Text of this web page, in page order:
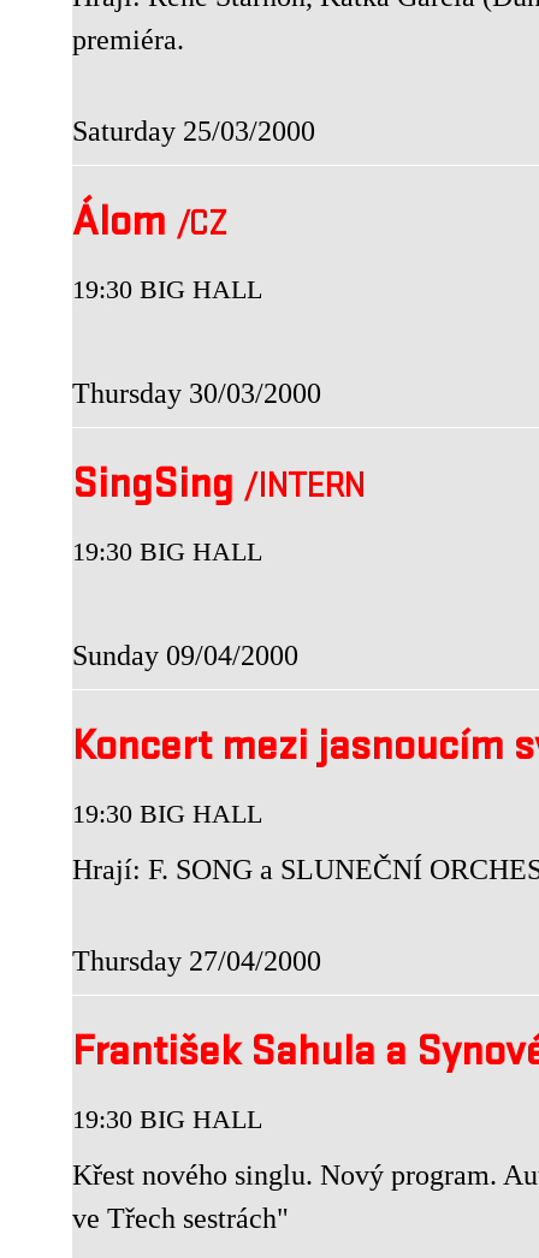
premiéra.
Saturday 25/03/2000
Álom /CZ
19:30 BIG HALL
Thursday 30/03/2000
SingSing /INTERN
19:30 BIG HALL
Sunday 09/04/2000
Koncert mezi jasnoucím
19:30 BIG HALL
Hrají: F. SONG a SLUNEČNÍ
Thursday 27/04/2000
František Sahula a
19:30 BIG HALL
Křest nového singlu. Nový program.
ve Třech sestrách"